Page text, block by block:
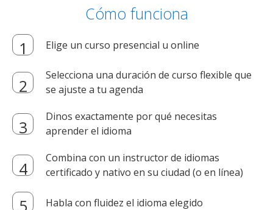
Cómo funciona
Elige un curso presencial u online
Selecciona una duración de curso flexible que
se ajuste a tu agenda
Dinos exactamente por qué necesitas
aprender el idioma
Combina con un instructor de idiomas
certificado y nativo en su ciudad (o en línea)
Habla con fluidez el idioma elegido